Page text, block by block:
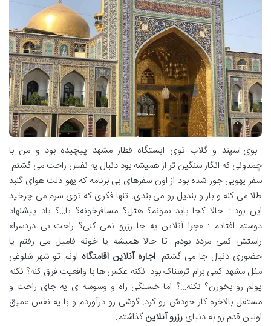
بوی اسپند و گلاب توی ایستگاه قطار مشهد پیچیده بود و من با
چمدونی که انگار سنگین تر از همیشه بود دنبال یه نفس راحت می گشتم.
سفر یهویی جور شده بود از اون سفرهای بی برنامه که یهو دلت هوای گنبد
طلا می کنه و بار و بندیل رو می بندی. تنها فکری که توی سرم می چرخید
این بود : حالا کجا باید بمونم؟ هتل؟ مسافرخونه؟ یا…؟ یاد پیشنهاد
دوستم افتادم : «چرا آنلاین یه جا رزرو نمی کنی؟ راحت بی دردسر!»
راستش کمی مردد بودم. تا حالا همیشه یا خونه فامیل می رفتم یا
حضوری دنبال جا می گشتم. اجاره آنلاین اقامتگاه اونم تو شهر شلوغی
مثل مشهد کمی برام ترسناک بود. نکنه عکس ها با واقعیت فرق کنه؟ نکنه
پولم رو بخورن؟ نکنه…؟ اما خستگی راه و وسوسه ی یه جای راحت و
مستقل بالاخره کار خودش رو کرد. گوشی رو درآوردم و با یه نفس عمیق
اولین قدم رو به دنیای رزرو آنلاینگذاشتم.